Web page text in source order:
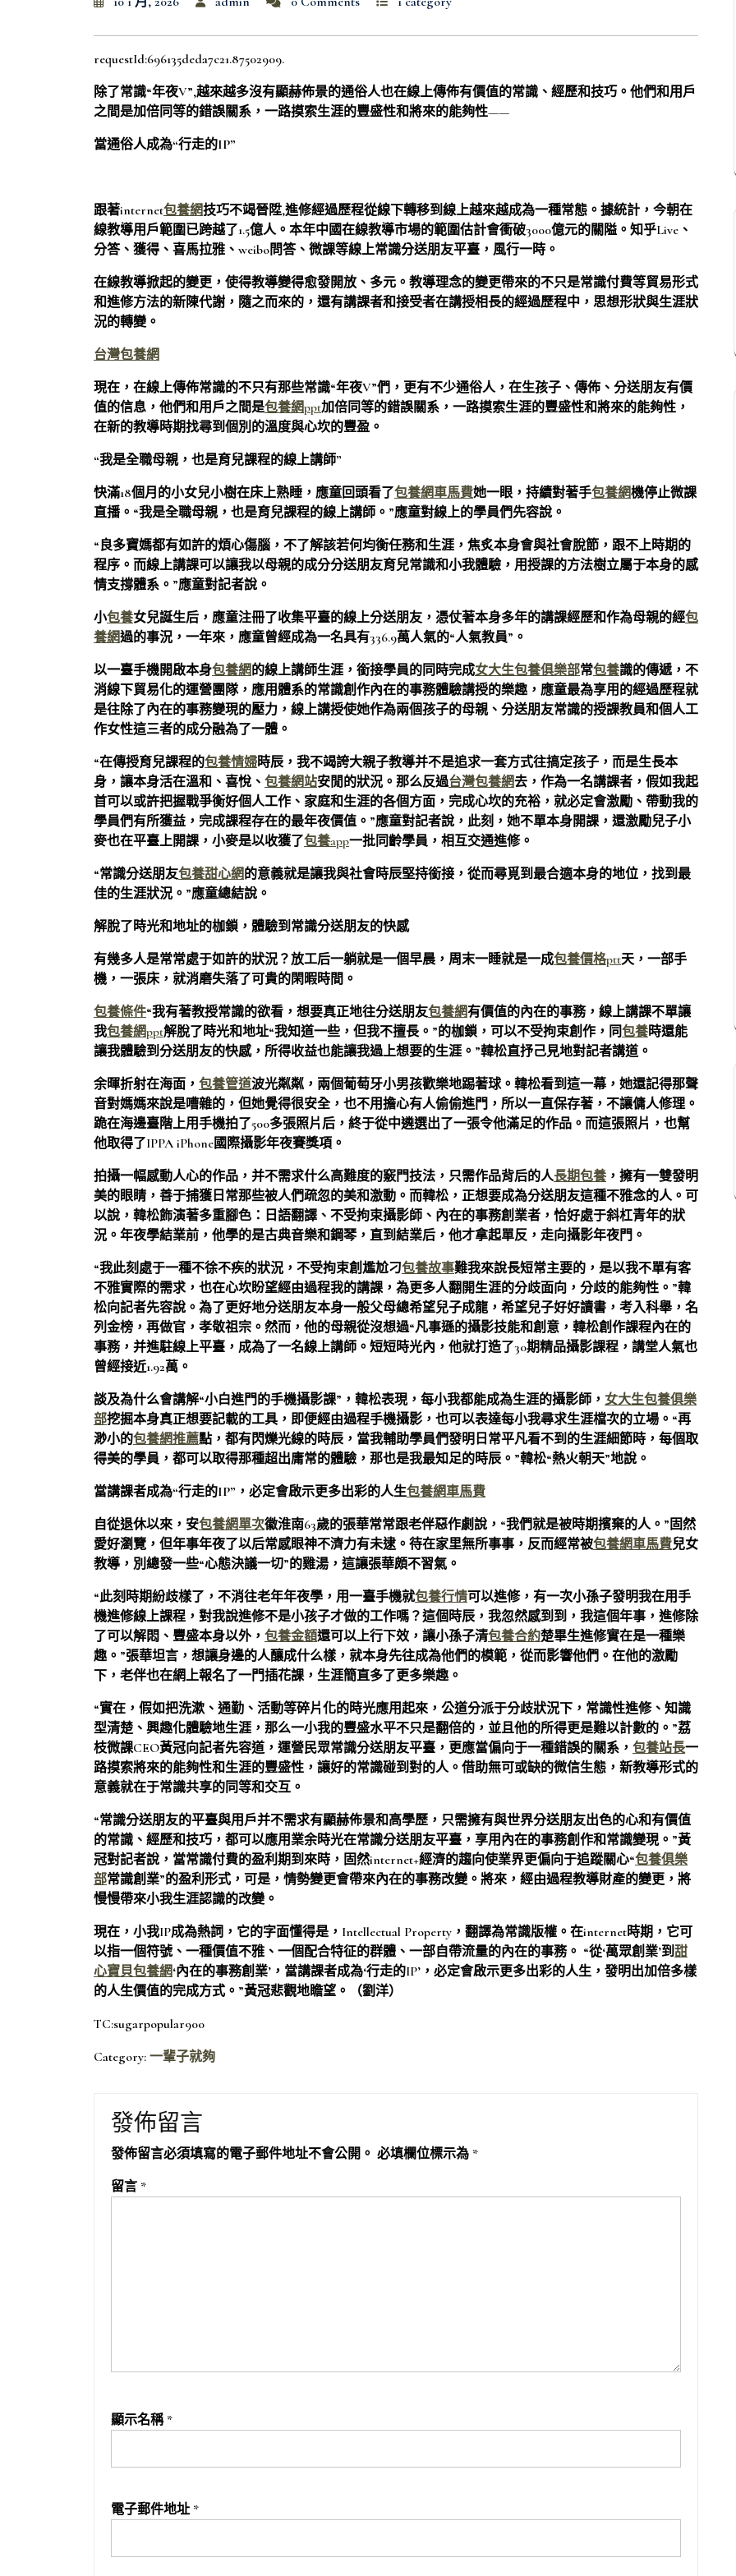
requestId:696135deda7c21.87502909.
除了常識“年夜V”,越來越多沒有顯赫佈景的通俗人也在線上傳佈有價值的常識、經歷和技巧。他們和用戶
之間是加倍同等的錯誤關系，一路摸索生涯的豐盛性和將來的能夠性——
當通俗人成為“行走的IP”
跟著internet包養網技巧不竭晉陞,進修經過歷程從線下轉移到線上越來越成為一種常態。據統計，今朝在
線教導用戶範圍已跨越了1.5億人。本年中國在線教導市場的範圍估計會衝破3000億元的關隘。知乎Live、
分答、獲得、喜馬拉雅、weibo問答、微課等線上常識分送朋友平臺，風行一時。
在線教導掀起的變更，使得教導變得愈發開放、多元。教導理念的變更帶來的不只是常識付費等貿易形式
和進修方法的新陳代謝，隨之而來的，還有講課者和接受者在講授相長的經過歷程中，思想形狀與生涯狀
況的轉變。
台灣包養網
現在，在線上傳佈常識的不只有那些常識“年夜V”們，更有不少通俗人，在生孩子、傳佈、分送朋友有價
值的信息，他們和用戶之間是包養網ppt加倍同等的錯誤關系，一路摸索生涯的豐盛性和將來的能夠性，
在新的教導時期找尋到個別的溫度與心坎的豐盈。
“我是全職母親，也是育兒課程的線上講師”
快滿18個月的小女兒小樹在床上熟睡，應童回頭看了包養網車馬費她一眼，持續對著手包養網機停止微課
直播。“我是全職母親，也是育兒課程的線上講師。”應童對線上的學員們先容說。
“良多寶媽都有如許的煩心傷腦，不了解該若何均衡任務和生涯，焦炙本身會與社會脫節，跟不上時期的
程序。而線上講課可以讓我以母親的成分分送朋友育兒常識和小我體驗，用授課的方法樹立屬于本身的感
情支撐體系。”應童對記者說。
小包養女兒誕生后，應童注冊了收集平臺的線上分送朋友，憑仗著本身多年的講課經歷和作為母親的經包
養網過的事況，一年來，應童曾經成為一名具有336.9萬人氣的“人氣教員”。
以一臺手機開啟本身包養網的線上講師生涯，銜接學員的同時完成女大生包養俱樂部常包養識的傳遞，不
消線下貿易化的運營團隊，應用體系的常識創作內在的事務體驗講授的樂趣，應童最為享用的經過歷程就
是往除了內在的事務變現的壓力，線上講授使她作為兩個孩子的母親、分送朋友常識的授課教員和個人工
作女性這三者的成分融為了一體。
“在傳授育兒課程的包養情婦時辰，我不竭誇大親子教導并不是追求一套方式往搞定孩子，而是生長本
身，讓本身活在溫和、喜悅、 包養網站安閒的狀況。那么反過台灣包養網去，作為一名講課者，假如我起
首可以或許把握戰爭衡好個人工作、家庭和生涯的各個方面，完成心坎的充裕，就必定會激勵、帶動我的
學員們有所獲益，完成課程存在的最年夜價值。”應童對記者說，此刻，她不單本身開課，還激勵兒子小
麥也在平臺上開課，小麥是以收獲了包養app一批同齡學員，相互交通進修。
“常識分送朋友包養甜心網的意義就是讓我與社會時辰堅持銜接，從而尋覓到最合適本身的地位，找到最
佳的生涯狀況。”應童總結說。
解脫了時光和地址的枷鎖，體驗到常識分送朋友的快感
有幾多人是常常處于如許的狀況？放工后一躺就是一個早晨，周末一睡就是一成包養價格ptt天，一部手
機，一張床，就消磨失落了可貴的閑暇時間。
包養條件“我有著教授常識的欲看，想要真正地往分送朋友包養網有價值的內在的事務，線上講課不單讓
我包養網ppt解脫了時光和地址“我知道一些，但我不擅長。”的枷鎖，可以不受拘束創作，同包養時還能
讓我體驗到分送朋友的快感，所得收益也能讓我過上想要的生涯。”韓松直抒己見地對記者講道。
余暉折射在海面， 包養管道波光粼粼，兩個葡萄牙小男孩歡樂地踢著球。韓松看到這一幕，她還記得那聲
音對媽媽來說是嘈雜的，但她覺得很安全，也不用擔心有人偷偷進門，所以一直保存著，不讓傭人修理。
跪在海邊臺階上用手機拍了500多張照片后，終于從中遴選出了一張令他滿足的作品。而這張照片，也幫
他取得了IPPA iPhone國際攝影年夜賽獎項。
拍攝一幅感動人心的作品，并不需求什么高難度的竅門技法，只需作品背后的人長期包養 ，擁有一雙發明
美的眼睛，善于捕獲日常那些被人們疏忽的美和激動。而韓松，正想要成為分送朋友這種不雅念的人。可
以說，韓松飾演著多重腳色：日語翻譯、不受拘束攝影師、內在的事務創業者，恰好處于斜杠青年的狀
況。年夜學結業前，他學的是古典音樂和鋼琴，直到結業后，他才拿起單反，走向攝影年夜門。
“我此刻處于一種不徐不疾的狀況，不受拘束創尷尬刁包養故事難我來說長短常主要的，是以我不單有客
不雅實際的需求，也在心坎盼望經由過程我的講課，為更多人翻開生涯的分歧面向，分歧的能夠性。”韓
松向記者先容說。為了更好地分送朋友本身一般父母總希望兒子成龍，希望兒子好好讀書，考入科舉，名
列金榜，再做官，孝敬祖宗。然而，他的母親從沒想過“凡事遜的攝影技能和創意，韓松創作課程內在的
事務，并進駐線上平臺，成為了一名線上講師。短短時光內，他就打造了30期精品攝影課程，講堂人氣也
曾經接近1.92萬。
談及為什么會講解“小白進門的手機攝影課”，韓松表現，每小我都能成為生涯的攝影師， 女大生包養俱樂
部挖掘本身真正想要記載的工具，即便經由過程手機攝影，也可以表達每小我尋求生涯檔次的立場。“再
渺小的包養網推薦點，都有閃爍光線的時辰，當我輔助學員們發明日常平凡看不到的生涯細節時，每個取
得美的學員，都可以取得那種超出庸常的體驗，那也是我最知足的時辰。”韓松“熱火朝天”地說。
當講課者成為“行走的IP”，必定會啟示更多出彩的人生包養網車馬費
自從退休以來，安包養網單次徽淮南63歲的張華常常跟老伴惡作劇說，“我們就是被時期擯棄的人。”固然
愛好瀏覽，但年事年夜了以后常感眼神不濟力有未逮。待在家里無所事事，反而經常被包養網車馬費兒女
教導，別總發一些“心態決議一切”的雞湯，這讓張華頗不習氣。
“此刻時期紛歧樣了，不消往老年年夜學，用一臺手機就包養行情可以進修，有一次小孫子發明我在用手
機進修線上課程，對我說進修不是小孩子才做的工作嗎？這個時辰，我忽然感到到，我這個年事，進修除
了可以解悶、豐盛本身以外， 包養金額還可以上行下效，讓小孫子清包養合約楚畢生進修實在是一種樂
趣。”張華坦言，想讓身邊的人釀成什么樣，就本身先往成為他們的模範，從而影響他們。在他的激勵
下，老伴也在網上報名了一門插花課，生涯簡直多了更多樂趣。
“實在，假如把洗漱、通勤、活動等碎片化的時光應用起來，公道分派于分歧狀況下，常識性進修、知識
型清楚、興趣化體驗地生涯，那么一小我的豐盛水平不只是翻倍的，並且他的所得更是難以計數的。”荔
枝微課CEO黃冠向記者先容道，運營民眾常識分送朋友平臺，更應當偏向于一種錯誤的關系， 包養站長一
路摸索將來的能夠性和生涯的豐盛性，讓好的常識碰到對的人。借助無可或缺的微信生態，新教導形式的
意義就在于常識共享的同等和交互。
“常識分送朋友的平臺與用戶并不需求有顯赫佈景和高學歷，只需擁有與世界分送朋友出色的心和有價值
的常識、經歷和技巧，都可以應用業余時光在常識分送朋友平臺，享用內在的事務創作和常識變現。”黃
冠對記者說，當常識付費的盈利期到來時，固然internet+經濟的趨向使業界更偏向于追蹤關心“包養俱樂
部常識創業”的盈利形式，可是，情勢變更會帶來內在的事務改變。將來，經由過程教導財產的變更，將
慢慢帶來小我生涯認識的改變。
現在，小我IP成為熱詞，它的字面懂得是，Intellectual Property，翻譯為常識版權。在internet時期，它可
以指一個符號、一種價值不雅、一個配合特征的群體、一部自帶流量的內在的事務。 “從‘萬眾創業’到甜
心寶貝包養網‘內在的事務創業’，當講課者成為‘行走的IP’，必定會啟示更多出彩的人生，發明出加倍多樣
的人生價值的完成方式。”黃冠悲觀地瞻望。（劉洋）
TC:sugarpopular900
Category: 一輩子就夠
發佈留言
發佈留言必須填寫的電子郵件地址不會公開。 必填欄位標示為 *
留言 *
顯示名稱 *
電子郵件地址 *